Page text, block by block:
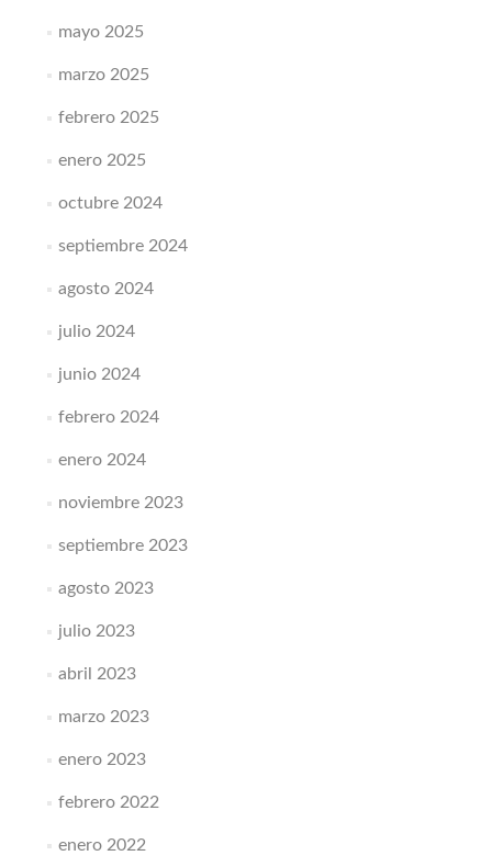
mayo 2025
marzo 2025
febrero 2025
enero 2025
octubre 2024
septiembre 2024
agosto 2024
julio 2024
junio 2024
febrero 2024
enero 2024
noviembre 2023
septiembre 2023
agosto 2023
julio 2023
abril 2023
marzo 2023
enero 2023
febrero 2022
enero 2022